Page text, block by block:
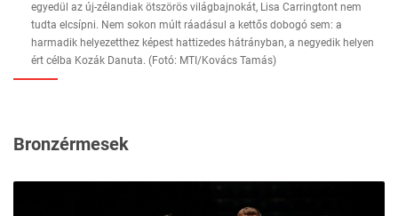
egyedül az új-zélandiak ötszörös világbajnokát, Lisa Carringtont nem
tudta elcsípni. Nem sokon múlt ráadásul a kettős dobogó sem: a
harmadik helyezetthez képest hattizedes hátrányban, a negyedik helyen
ért célba Kozák Danuta. (Fotó: MTI/Kovács Tamás)
Bronzérmesek